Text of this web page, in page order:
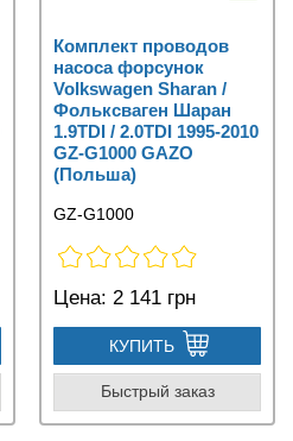
Комплект проводов
насоса форсунок
Volkswagen Sharan /
Фольксваген Шаран
1.9TDI / 2.0TDI 1995-2010
GZ-G1000 GAZO
(Польша)
GZ-G1000
Цена: 2 141 грн
КУПИТЬ
Быстрый заказ